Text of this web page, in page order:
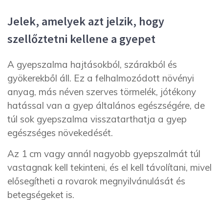
Jelek, amelyek azt jelzik, hogy
szellőztetni kellene a gyepet
A gyepszalma hajtásokból, szárakból és
gyökerekből áll. Ez a felhalmozódott növényi
anyag, más néven szerves törmelék, jótékony
hatással van a gyep általános egészségére, de
túl sok gyepszalma visszatarthatja a gyep
egészséges növekedését.
Az 1 cm vagy annál nagyobb gyepszalmát túl
vastagnak kell tekinteni, és el kell távolítani, mivel
elősegítheti a rovarok megnyilvánulását és
betegségeket is.